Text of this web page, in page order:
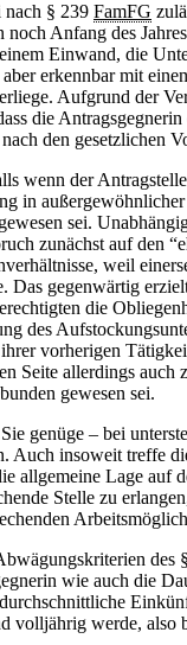
nach § 239 FamFG
Anfang des
Einwand, die
erkennbar mit
Aufgrund der
die
den
wenn der
in
sei.
zunächst auf den
weil
gegenwärtig
die
vorherigen
Seite allerdings
gewesen sei.
genüge – bei
insoweit treffe
Lage
Stelle zu
des
wie auch die
volljährig werde,